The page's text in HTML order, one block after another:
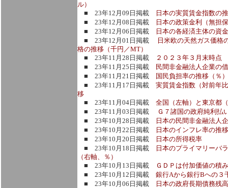
ル）
■ 23年12月09日掲載
日本の実質賃金指数の
■ 23年12月08日掲載
日本の政策金利（無担
■ 23年12月06日掲載
日本の各経済主体の資
■ 23年12月01日掲載
日米欧の天然ガス価格
格の推移（千円／MT）
■ 23年11月28日掲載
２０２３年３月末時点
■ 23年11月25日掲載
民間非金融法人企業の
■ 23年11月21日掲載 国民負担率の推移（％）
■ 23年11月17日掲載 実質賃金指数（対前年
移
■ 23年11月04日掲載 全国（左軸）と東京都
■ 23年11月03日掲載
Ｇ７諸国の政府純利払
■ 23年10月28日掲載
日本の民間非金融法人
■ 23年10月22日掲載
日本のインフレ率の推
■ 23年10月20日掲載
日本の所得税率
■ 23年10月18日掲載
日本のプライマリーバ
（右軸、％）
■ 23年10月13日掲載
ＧＤＰは付加価値の積
■ 23年10月12日掲載 銀行Aから銀行Bへの３
■ 23年10月06日掲載
日本の政府長期債務残